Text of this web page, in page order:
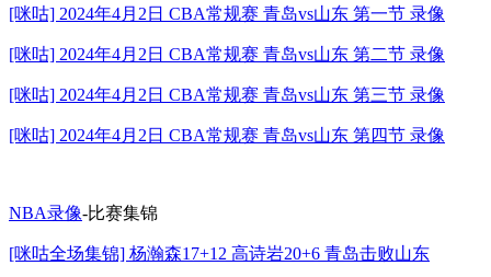
[咪咕] 2024年4月2日 CBA常规赛 青岛vs山东 第一节 录像
[咪咕] 2024年4月2日 CBA常规赛 青岛vs山东 第二节 录像
[咪咕] 2024年4月2日 CBA常规赛 青岛vs山东 第三节 录像
[咪咕] 2024年4月2日 CBA常规赛 青岛vs山东 第四节 录像
NBA录像-比赛集锦
[咪咕全场集锦] 杨瀚森17+12 高诗岩20+6 青岛击败山东